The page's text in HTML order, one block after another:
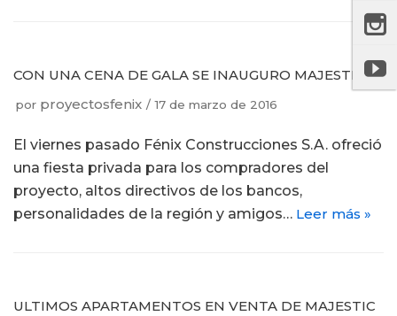
CON UNA CENA DE GALA SE INAUGURO MAJESTIC
por proyectosfenix 17 de marzo de 2016
El viernes pasado Fénix Construcciones S.A. ofreció
una fiesta privada para los compradores del
proyecto, altos directivos de los bancos,
personalidades de la región y amigos… Leer más »
ULTIMOS APARTAMENTOS EN VENTA DE MAJESTIC